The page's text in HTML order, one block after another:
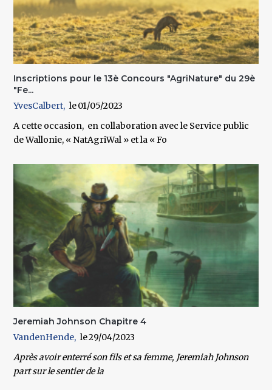
Inscriptions pour le 13è Concours "AgriNature" du 29è
"Fe...
YvesCalbert
01/05/2023
A cette occasion, en collaboration avec le Service public
de Wallonie, « NatAgriWal » et la « Fo
Jeremiah Johnson Chapitre 4
VandenHende
29/04/2023
Après avoir enterré son fils et sa femme, Jeremiah Johnson
part sur le sentier de la